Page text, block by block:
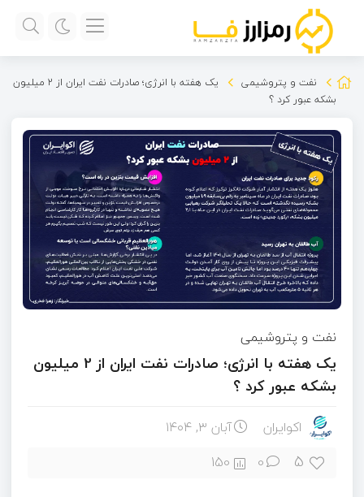
نفت و پتروشیمی
یک هفته با انرژی؛ صادرات نفت ایران از 2 میلیون
بشکه عبور کرد ؟
نفت و پتروشیمی
یک هفته با انرژی؛ صادرات نفت ایران از 2 میلیون
بشکه عبور کرد ؟
اکوایران آبان ۳, ۱۴۰۴
5
0
150